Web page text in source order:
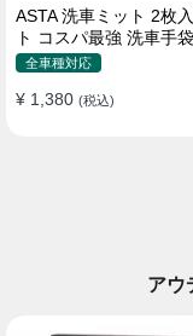
ASTA 洗車ミット 2枚
ト コスパ最強 洗車手袋
ロファイバー製 洗車グ
全車種対応
¥ 1,380 (税込)
アウ